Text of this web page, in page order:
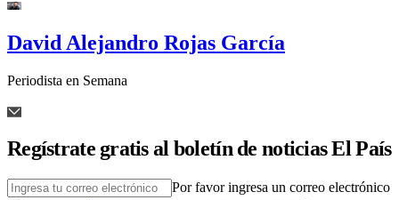
David Alejandro Rojas García
Periodista en Semana
Regístrate gratis al boletín de noticias El País
Por favor ingresa un correo electrónico